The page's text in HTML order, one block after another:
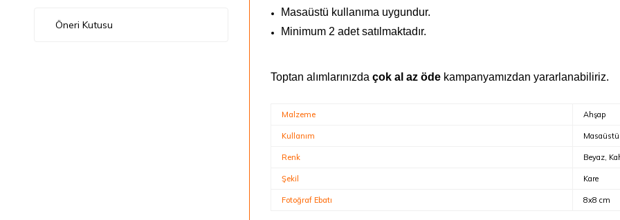
Öneri Kutusu
Masaüstü kullanıma uygundur.
Minimum 2 adet satılmaktadır.
Toptan alımlarınızdaçok al az öde kampanyamızdan yararlanabiliriz.
Malzeme Ahşap
Kullanım Masaüstü
Renk Beyaz,
Şekil Kare
Fotoğraf Ebatı 8x8 cm